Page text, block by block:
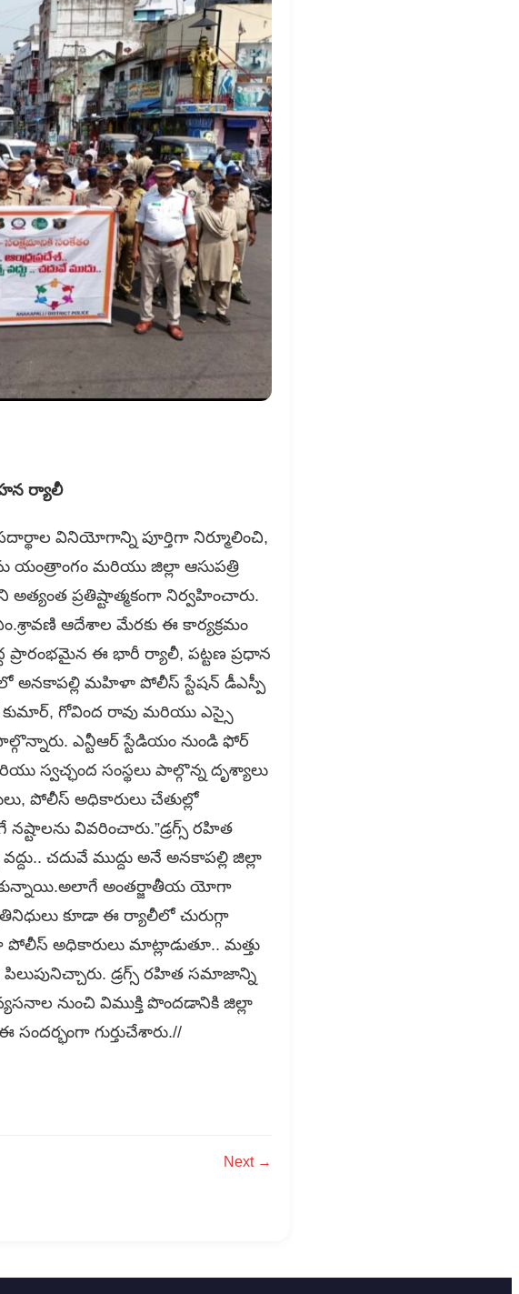
ర్యాలీ
వినియోగాన్ని పూర్తిగా నిర్మూలించి,
యంత్రాంగం మరియు జిల్లా ఆసుపత్రి
ప్రతిష్టాత్మకంగా నిర్వహించారు.​
ఆదేశాల మేరకు ఈ కార్యక్రమం
ప్రారంభమైన ఈ భారీ ర్యాలీ, పట్టణ ప్రధాన
అనకాపల్లి మహిళా పోలీస్ స్టేషన్ డీఎస్పీ
గోవింద రావు మరియు ఎస్సై
ఎన్టీఆర్ స్టేడియం నుండి ఫోర్
స్వచ్ఛంద సంస్థలు పాల్గొన్న దృశ్యాలు
పోలీస్ అధికారులు చేతుల్లో
వివరించారు.​”డ్రగ్స్ రహిత
చదువే ముద్దు అనే అనకాపల్లి జిల్లా
అంతర్జాతీయ యోగా
కూడా ఈ ర్యాలీలో చురుగ్గా
అధికారులు మాట్లాడుతూ.. మత్తు
డ్రగ్స్ రహిత సమాజాన్ని
నుంచి విముక్తి పొందడానికి జిల్లా
సందర్భంగా గుర్తుచేశారు.//
Next →